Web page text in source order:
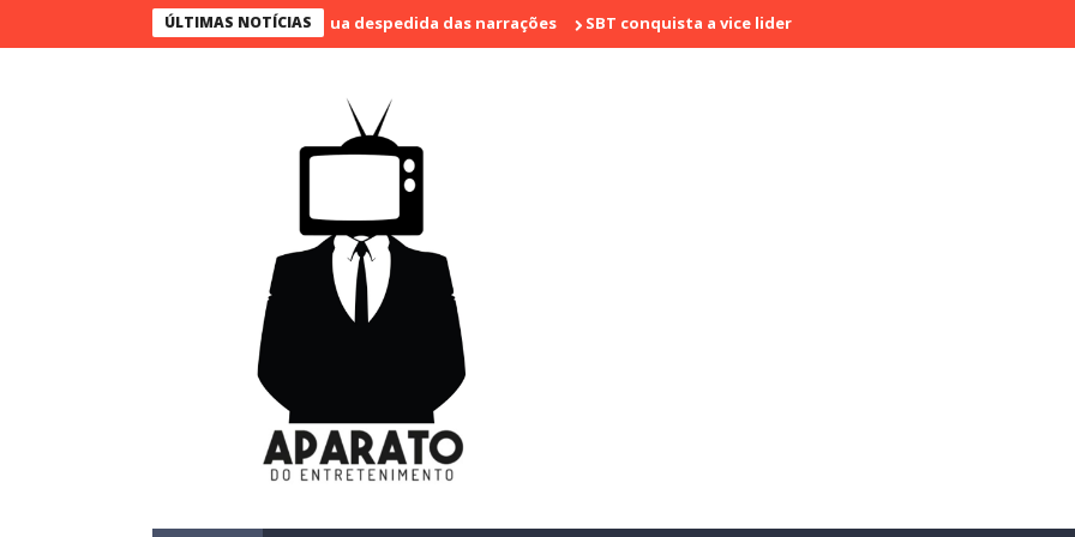
ÚLTIMAS NOTÍCIAS
narra o último jogo e marca sua despedida das narrações SBT conquista a vice liderança com "Bake Off Brasil" e "SBT Brasil";